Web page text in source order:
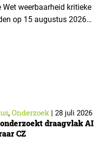
weerbaarheid kritieke
op 15 augustus 2026
, Onderzoek| 28 juli 2026
draagvlak AI
CZ